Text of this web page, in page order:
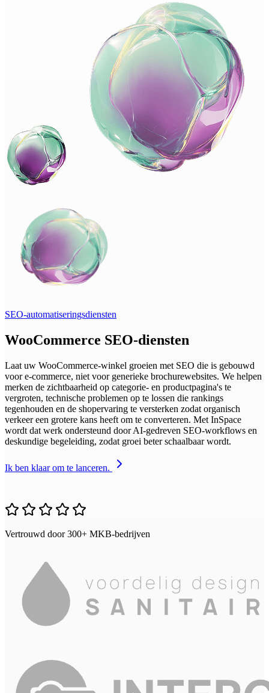
SEO-automatiseringsdiensten
WooCommerce SEO-diensten
Laat uw WooCommerce-winkel groeien met SEO die is gebouwd
voor e-commerce, niet voor generieke brochurewebsites. We helpen
merken de zichtbaarheid op categorie- en productpagina's te
vergroten, technische problemen op te lossen die rankings
tegenhouden en de shopervaring te versterken zodat organisch
verkeer een grotere kans heeft om te converteren. Met InSpace
wordt dat werk ondersteund door AI-gedreven SEO-workflows en
deskundige begeleiding, zodat groei beter schaalbaar wordt.
Ik ben klaar om te lanceren.
Vertrouwd door 300+ MKB-bedrijven